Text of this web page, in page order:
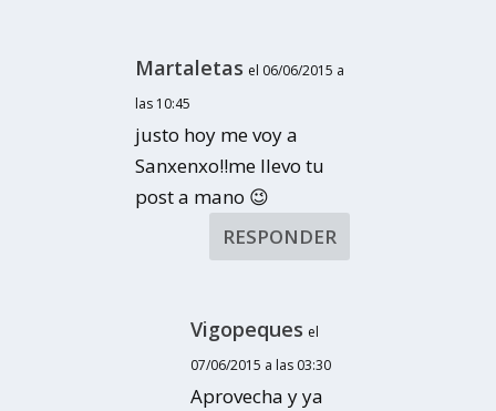
Martaletas el 06/06/2015 a
las 10:45
justo hoy me voy a
Sanxenxo!!me llevo tu
post a mano 😉
RESPONDER
Vigopeques el
07/06/2015 a las 03:30
Aprovecha y ya